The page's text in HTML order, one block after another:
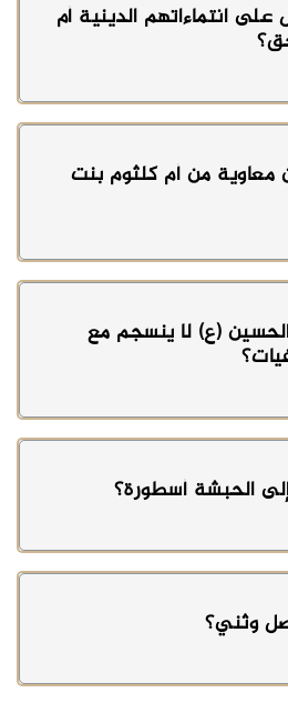
انتماءاتهم الدينية أم
معاوية من أم كلثوم بنت
(ع) لا ينسجم مع
الحبشة أسطورة؟
وثني؟